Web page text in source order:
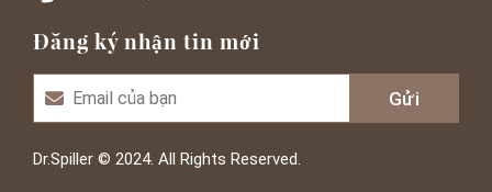
Đăng ký nhận tin mới
Dr.Spiller © 2024. All Rights Reserved.